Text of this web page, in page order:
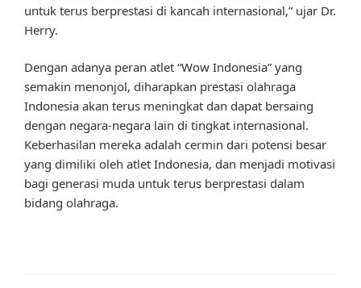
untuk terus berprestasi di kancah internasional,” ujar Dr.
Herry.
Dengan adanya peran atlet “Wow Indonesia” yang
semakin menonjol, diharapkan prestasi olahraga
Indonesia akan terus meningkat dan dapat bersaing
dengan negara-negara lain di tingkat internasional.
Keberhasilan mereka adalah cermin dari potensi besar
yang dimiliki oleh atlet Indonesia, dan menjadi motivasi
bagi generasi muda untuk terus berprestasi dalam
bidang olahraga.